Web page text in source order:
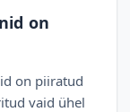
on
on piiratud
vaid ühel